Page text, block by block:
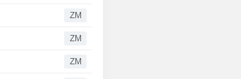
ZM
ZM
ZM